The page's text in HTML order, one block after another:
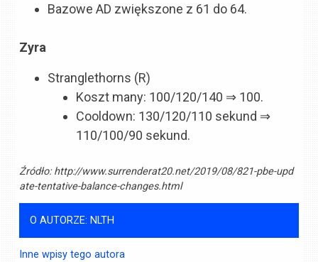
Bazowe AD zwiększone z 61 do 64.
Zyra
Stranglethorns (R)
Koszt many: 100/120/140 ⇒ 100.
Cooldown: 130/120/110 sekund ⇒
110/100/90 sekund.
Źródło:http://www.surrenderat20.net/2019/08/821-pbe-upd
ate-tentative-balance-changes.html
O AUTORZE: NLTH
Inne wpisy tego autora